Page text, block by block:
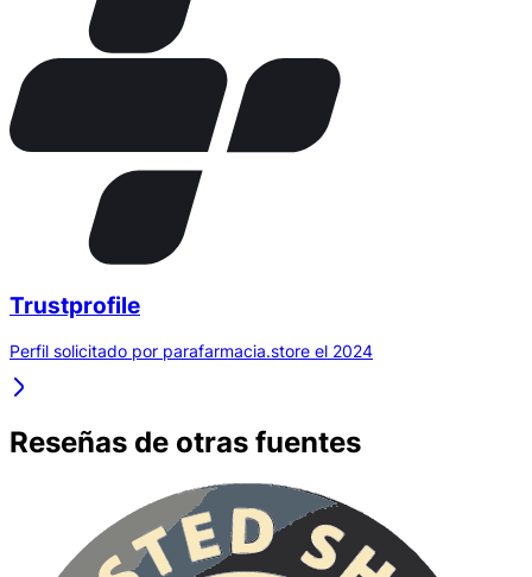
Trustprofile
Perfil solicitado por parafarmacia.store el 2024
Reseñas de otras fuentes